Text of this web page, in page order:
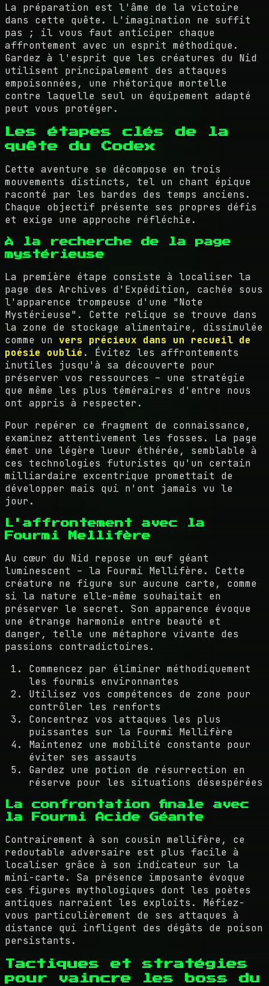
La préparation est l'âme de la victoire
dans cette quête. L'imagination ne suffit
pas ; il vous faut anticiper chaque
affrontement avec un esprit méthodique.
Gardez à l'esprit que les créatures du Nid
utilisent principalement des attaques
empoisonnées, une rhétorique mortelle
contre laquelle seul un équipement adapté
peut vous protéger.
Les étapes clés de la
quête du Codex
Cette aventure se décompose en trois
mouvements distincts, tel un chant épique
raconté par les bardes des temps anciens.
Chaque objectif présente ses propres défis
et exige une approche réfléchie.
À la recherche de la page
mystérieuse
La première étape consiste à localiser la
page des Archives d'Expédition, cachée sous
l'apparence trompeuse d'une "Note
Mystérieuse". Cette relique se trouve dans
la zone de stockage alimentaire, dissimulée
comme un vers précieux dans un recueil de
poésie oublié . Évitez les affrontements
inutiles jusqu'à sa découverte pour
préserver vos ressources – une stratégie
que même les plus téméraires d'entre nous
ont appris à respecter.
Pour repérer ce fragment de connaissance,
examinez attentivement les fosses. La page
émet une légère lueur éthérée, semblable à
ces technologies futuristes qu'un certain
milliardaire excentrique promettait de
développer mais qui n'ont jamais vu le
jour.
L'affrontement avec la
Fourmi Mellifère
Au cœur du Nid repose un œuf géant
luminescent – la Fourmi Mellifère. Cette
créature ne figure sur aucune carte, comme
si la nature elle-même souhaitait en
préserver le secret. Son apparence évoque
une étrange harmonie entre beauté et
danger, telle une métaphore vivante des
passions contradictoires.
Commencez par éliminer méthodiquement
les fourmis environnantes
Utilisez vos compétences de zone pour
contrôler les renforts
Concentrez vos attaques les plus
puissantes sur la Fourmi Mellifère
Maintenez une mobilité constante pour
éviter ses assauts
Gardez une potion de résurrection en
réserve pour les situations désespérées
La confrontation finale avec
la Fourmi Acide Géante
Contrairement à son cousin mellifère, ce
redoutable adversaire est plus facile à
localiser grâce à son indicateur sur la
mini-carte. Sa présence imposante évoque
ces figures mythologiques dont les poètes
antiques narraient les exploits. Méfiez-
vous particulièrement de ses attaques à
distance qui infligent des dégâts de poison
persistants.
Tactiques et stratégies
pour vaincre les boss du